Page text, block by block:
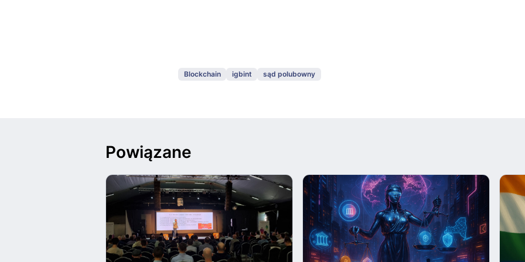
Blockchain igbint sąd polubowny
Powiązane